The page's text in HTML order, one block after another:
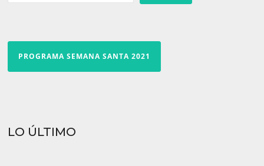
PROGRAMA SEMANA SANTA 2021
LO ÚLTIMO